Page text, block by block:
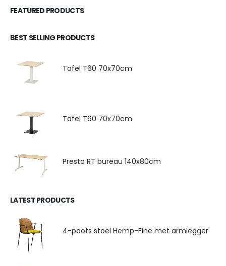
FEATURED PRODUCTS
BEST SELLING PRODUCTS
Tafel T60 70x70cm
Tafel T60 70x70cm
Presto RT bureau 140x80cm
LATEST PRODUCTS
4-poots stoel Hemp-Fine met armlegger